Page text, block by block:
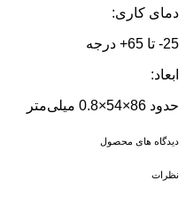
دمای کاری:
25- تا 65+ درجه
ابعاد:
حدود 86×54×0.8 میلی‌متر
دیدگاه های محصول
نظرات